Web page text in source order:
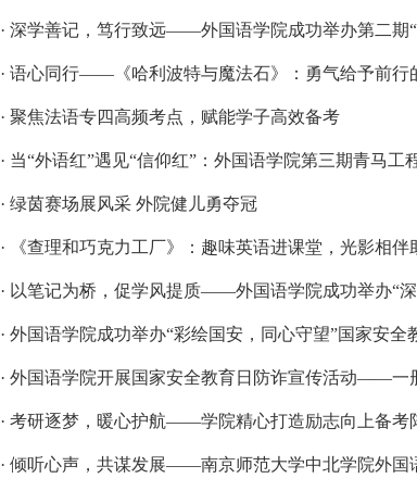
· 深学善记，笃行致远——外国语学院成功举办第二期“
· 语心同行——《哈利波特与魔法石》：勇气给予前行
· 聚焦法语专四高频考点，赋能学子高效备考
· 当“外语红”遇见“信仰红”：外国语学院第三期青马工
· 绿茵赛场展风采 外院健儿勇夺冠
· 《查理和巧克力工厂》：趣味英语进课堂，光影相伴
· 以笔记为桥，促学风提质——外国语学院成功举办“深
· 外国语学院成功举办“彩绘国安，同心守望”国家安全
· 外国语学院开展国家安全教育日防诈宣传活动——一
· 考研逐梦，暖心护航——学院精心打造励志向上备考
· 倾听心声，共谋发展——南京师范大学中北学院外国